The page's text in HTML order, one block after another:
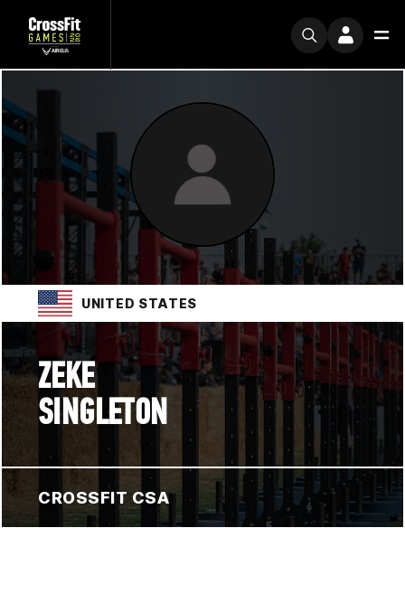
UNITED STATES
ZEKE
SINGLETON
CROSSFIT CSA